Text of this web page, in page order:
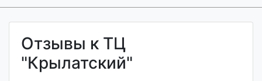
Отзывы к ТЦ
"Крылатский"